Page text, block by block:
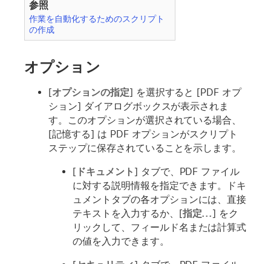
参照
作業を自動化するためのスクリプト
の作成
オプション
[オプションの指定] を選択すると [PDF オプ
ション] ダイアログボックスが表示されま
す。このオプションが選択されている場合、
[記憶する] は PDF オプションがスクリプト
ステップに保存されていることを示します。
[ ドキュメント ] タブで、PDF ファイル
に対する説明情報を指定できます。ドキ
ュメントタブの各オプションには、直接
テキストを入力するか、[指定...] をク
リックして、フィールド名または計算式
の値を入力できます。